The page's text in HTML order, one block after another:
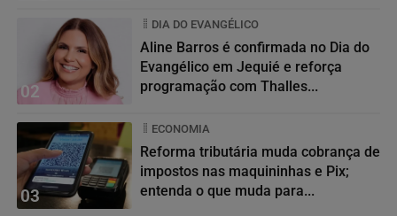
02
DIA DO EVANGÉLICO
Aline Barros é confirmada no Dia do
Evangélico em Jequié e reforça
programação com Thalles...
03
ECONOMIA
Reforma tributária muda cobrança de
impostos nas maquininhas e Pix;
entenda o que muda para...